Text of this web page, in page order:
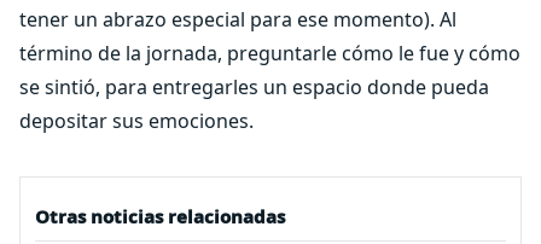
tener un abrazo especial para ese momento). Al
término de la jornada, preguntarle cómo le fue y cómo
se sintió, para entregarles un espacio donde pueda
depositar sus emociones.
Otras noticias relacionadas